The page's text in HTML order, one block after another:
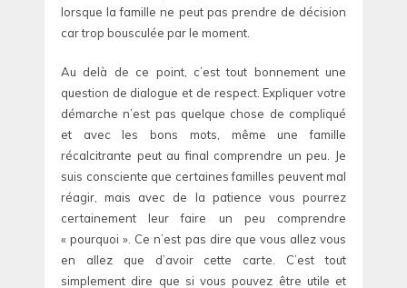
lorsque la famille ne peut pas prendre de décision
car trop bousculée par le moment.
Au delà de ce point, c’est tout bonnement une
question de dialogue et de respect. Expliquer votre
démarche n’est pas quelque chose de compliqué
et avec les bons mots, même une famille
récalcitrante peut au final comprendre un peu. Je
suis consciente que certaines familles peuvent mal
réagir, mais avec de la patience vous pourrez
certainement leur faire un peu comprendre
« pourquoi ». Ce n’est pas dire que vous allez vous
en allez que d’avoir cette carte. C’est tout
simplement dire que si vous pouvez être utile et